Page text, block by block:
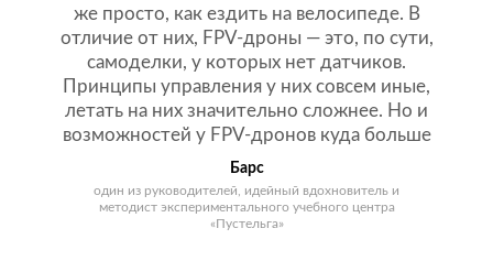
же просто, как ездить на велосипеде. В
отличие от них, FPV-дроны — это, по сути,
самоделки, у которых нет датчиков.
Принципы управления у них совсем иные,
летать на них значительно сложнее. Но и
возможностей у FPV-дронов куда больше
Барс
один из руководителей, идейный вдохновитель и
методист экспериментального учебного центра
«Пустельга»